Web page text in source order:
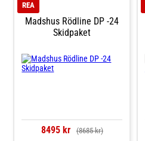
Madshus Rödline DP -24
Skidpaket
REA
8495 kr (8685 kr)